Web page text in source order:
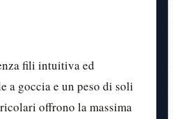
fili intuitiva ed
a goccia e un peso di soli
offrono la massima